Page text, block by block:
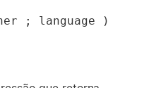
; language )